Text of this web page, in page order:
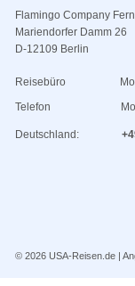
Flamingo Company
Mariendorfer Damm 26
D-12109 Berlin
Reisebüro
Telefon
Deutschland:
© 2026 USA-Reisen.de |